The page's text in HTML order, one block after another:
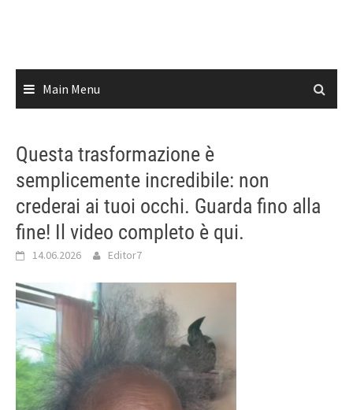
Main Menu
Questa trasformazione è
semplicemente incredibile: non
crederai ai tuoi occhi. Guarda fino alla
fine! Il video completo è qui.
14.06.2026 Editor7